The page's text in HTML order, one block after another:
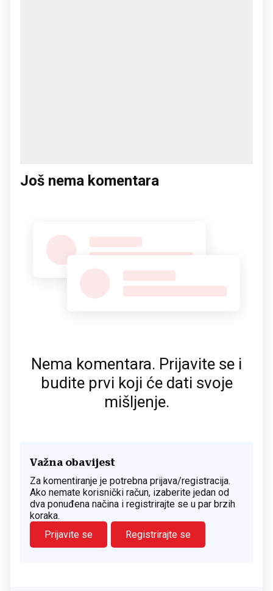
Još nema komentara
Nema komentara. Prijavite se i
budite prvi koji će dati svoje
mišljenje.
Važna obavijest
Za komentiranje je potrebna prijava/registracija.
Ako nemate korisnički račun, izaberite jedan od
dva ponuđena načina i registrirajte se u par brzih
koraka.
Prijavite se
Registrirajte se